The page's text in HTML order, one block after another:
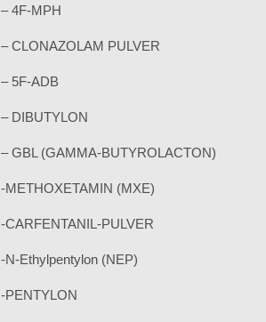
– 4F-MPH
– CLONAZOLAM PULVER
– 5F-ADB
– DIBUTYLON
– GBL (GAMMA-BUTYROLACTON)
-METHOXETAMIN (MXE)
-CARFENTANIL-PULVER
-N-Ethylpentylon (NEP)
-PENTYLON